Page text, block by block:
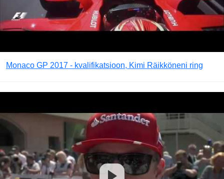
Monaco GP 2017 - kvalifikatsioon, Kimi Räikköneni ring